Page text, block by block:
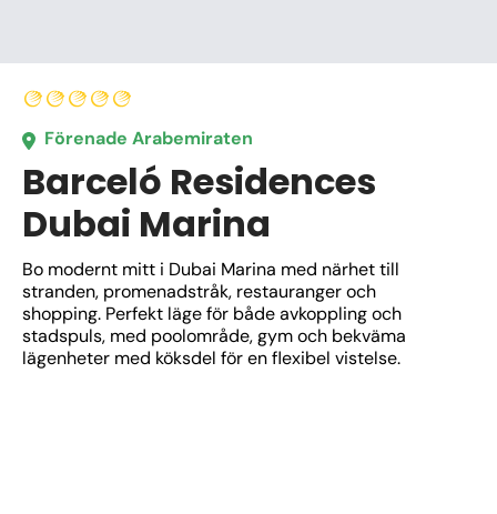
Förenade Arabemiraten
Barceló Residences
Dubai Marina
Bo modernt mitt i Dubai Marina med närhet till
stranden, promenadstråk, restauranger och
shopping. Perfekt läge för både avkoppling och
stadspuls, med poolområde, gym och bekväma
lägenheter med köksdel för en flexibel vistelse.